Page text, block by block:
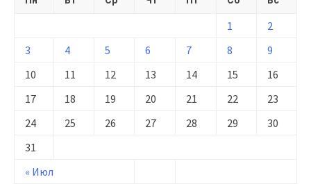
« Июл
1
2
3
4 5 6 7 8
9
10
11 12 13 14 15
16
17
18 19 20 21 22
23
24
25 26 27 28 29
30
31